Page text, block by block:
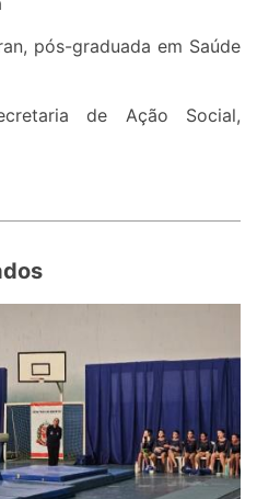
pós-graduada em Saúde
de Ação Social,